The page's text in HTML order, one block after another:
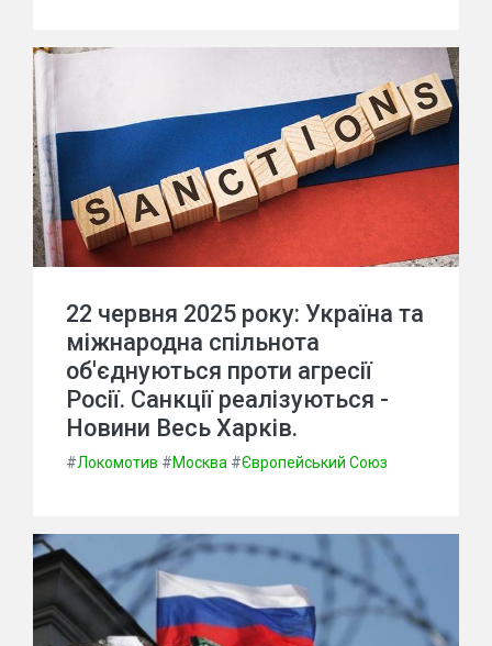
22 червня 2025 року: Україна та
міжнародна спільнота
об'єднуються проти агресії
Росії. Санкції реалізуються -
Новини Весь Харків.
#Локомотив #Москва #Європейський Союз